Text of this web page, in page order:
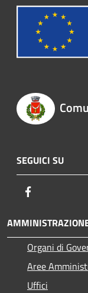
SEGUICI SU
Organi di
Aree
Uffici